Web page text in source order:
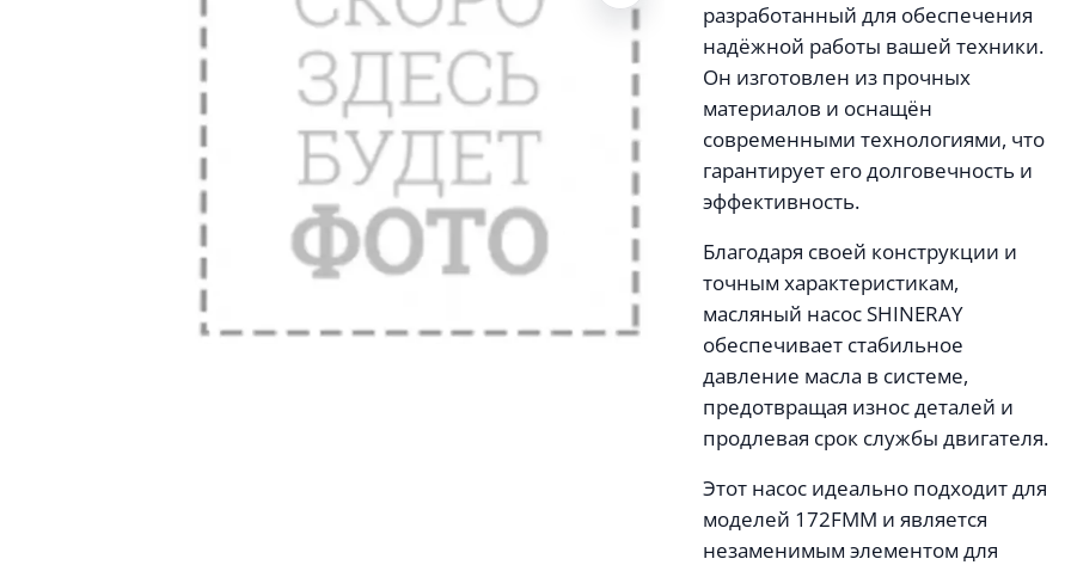
разработанный для обеспечения
надёжной работы вашей техники.
Он изготовлен из прочных
материалов и оснащён
современными технологиями, что
гарантирует его долговечность и
эффективность.
Благодаря своей конструкции и
точным характеристикам,
масляный насос SHINERAY
обеспечивает стабильное
давление масла в системе,
предотвращая износ деталей и
продлевая срок службы двигателя.
Этот насос идеально подходит для
моделей 172FMM и является
незаменимым элементом для